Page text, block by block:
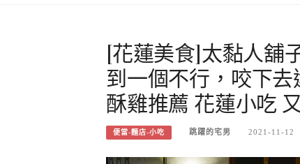
[花蓮美食]太黏人舖
到一個不行，咬下
酥雞推薦 花蓮小吃
便當-麵店-小吃 跳躍的宅男 2021-11-12